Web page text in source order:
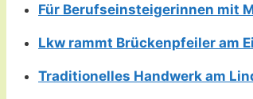
Für Berufseinsteigerinnen mit
Lkw rammt Brückenpfeiler am
Traditionelles Handwerk am